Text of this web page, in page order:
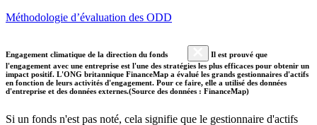
Méthodologie d’évaluation des ODD
Engagement climatique de la direction du fonds
Il est prouvé que
l'engagement avec une entreprise est l'une des stratégies les plus efficaces pour obtenir un
impact positif. L'ONG britannique FinanceMap a évalué les grands gestionnaires d'actifs
en fonction de leurs activités d'engagement. Pour ce faire, elle a utilisé des données
d'entreprise et des données externes.(Source des données : FinanceMap)
Si un fonds n'est pas noté, cela signifie que le gestionnaire d'actifs